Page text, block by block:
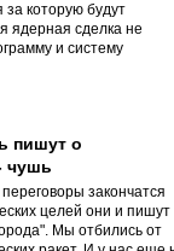
за которую будут
ядерная сделка не
и систему
пишут о
чушь
закончатся
целей они и пишут
Мы отбились от